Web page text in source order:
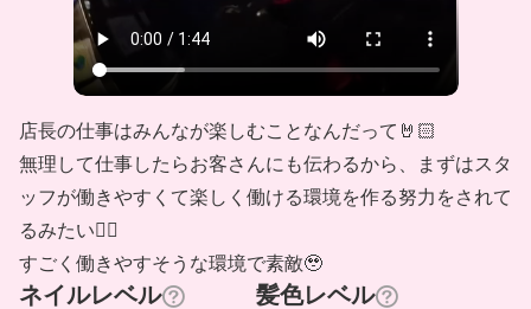
店長の仕事はみんなが楽しむことなんだって🤘🏻
無理して仕事したらお客さんにも伝わるから、まずはスタ
ッフが働きやすくて楽しく働ける環境を作る努力をされて
るみたい🙂‍↕️
すごく働きやすそうな環境で素敵🥹
ネイルレベル 髪色レベル